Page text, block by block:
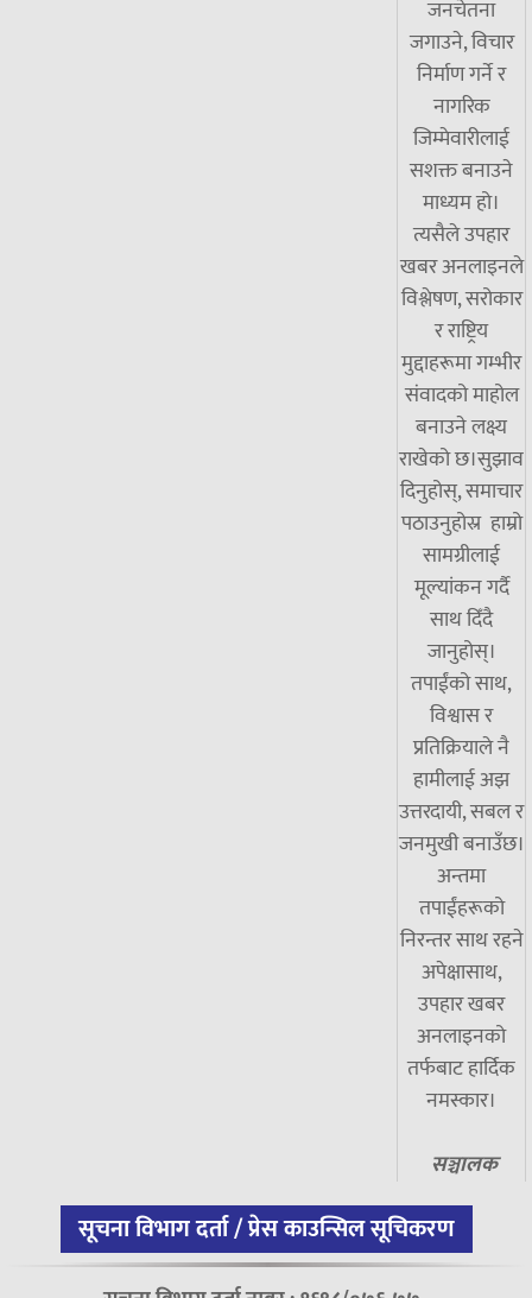
जनचेतना
जगाउने, विचार
निर्माण गर्ने र
नागरिक
जिम्मेवारीलाई
सशक्त बनाउने
माध्यम हो।
त्यसैले उपहार
खबर अनलाइनले
विश्लेषण, सरोकार
र राष्ट्रिय
मुद्दाहरूमा गम्भीर
संवादको माहोल
बनाउने लक्ष्य
राखेको छ।सुझाव
दिनुहोस्, समाचार
पठाउनुहोस्र हाम्रो
सामग्रीलाई
मूल्यांकन गर्दै
साथ दिँदै
जानुहोस्।
तपाईंको साथ,
विश्वास र
प्रतिक्रियाले नै
हामीलाई अझ
उत्तरदायी, सबल र
जनमुखी बनाउँछ।
अन्तमा
तपाईंहरूको
निरन्तर साथ रहने
अपेक्षासाथ,
उपहार खबर
अनलाइनको
तर्फबाट हार्दिक
नमस्कार।
सञ्चालक
सूचना विभाग दर्ता / प्रेस काउन्सिल सूचिकरण